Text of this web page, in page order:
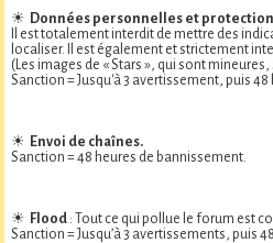
☀ Données personnelles et
Il est totalement interdit de mettre des
localiser. Il est également et strictement
(Les images de « Stars », qui sont
Sanction = Jusqu'à 3 avertissement, puis
☀ Envoi de chaînes.
Sanction = 48 heures de bannissement.
☀ Flood : Tout ce qui pollue le forum est
Sanction = Jusqu’à 3 avertissements, puis